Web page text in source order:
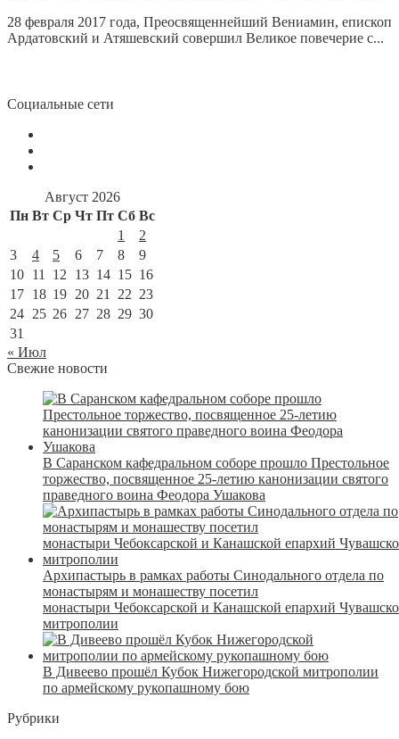
28 февраля 2017 года, Преосвященнейший Вениамин, епископ
Ардатовский и Атяшевский совершил Великое повечерие с...
Социальные сети
Август 2026
Пн Вт Ср Чт Пт Сб Вс
1
2
3
4 5 6 7 8
9
10 11 12 13 14 15 16
17 18 19 20 21 22 23
24 25 26 27 28 29 30
31
« Июл
Свежие новости
В Саранском кафедральном соборе прошло Престольное
торжество, посвященное 25-летию канонизации святого
праведного воина Феодора Ушакова
Архипастырь в рамках работы Синодального отдела по
монастырям и монашеству посетил
монастыри Чебоксарской и Канашской епархий
митрополии
В Дивеево прошёл Кубок Нижегородской митрополии
по армейскому рукопашному бою
Рубрики